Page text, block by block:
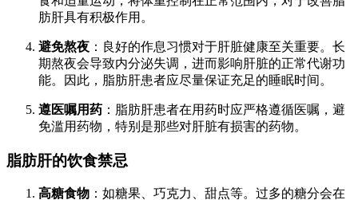
肪肝具有积极作用。
避免熬夜 ：良好的作息习惯对于肝脏健康至关重要。长
期熬夜会导致内分泌失调，进而影响肝脏的正常代谢功
能。因此，脂肪肝患者应尽量保证充足的睡眠时间。
遵医嘱用药 ：脂肪肝患者在用药时应严格遵循医嘱，避
免滥用药物，特别是那些对肝脏有损害的药物。
脂肪肝的饮食禁忌
高糖食物 ：如糖果、巧克力、甜点等。过多的糖分会在